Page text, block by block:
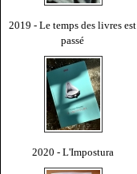
2019 - Le temps des livres est
passé
2020 - L'Impostura